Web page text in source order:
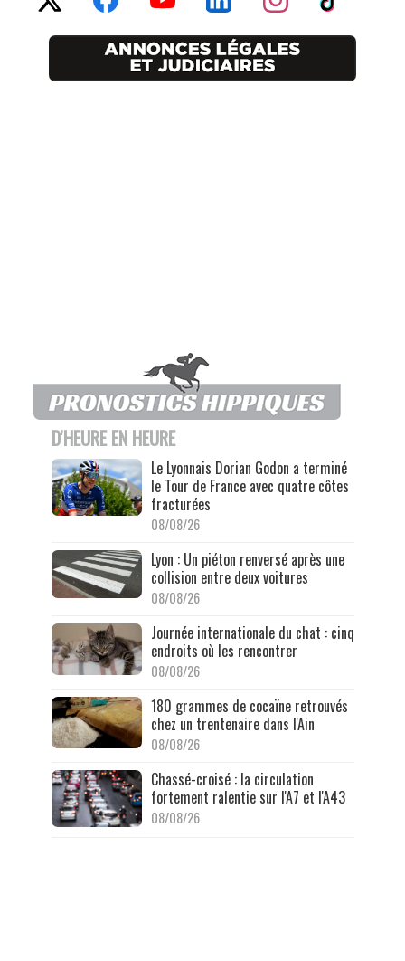
D'HEURE EN HEURE
Le Lyonnais Dorian Godon a terminé
le Tour de France avec quatre côtes
fracturées
08/08/26
Lyon : Un piéton renversé après une
collision entre deux voitures
08/08/26
Journée internationale du chat : cinq
endroits où les rencontrer
08/08/26
180 grammes de cocaïne retrouvés
chez un trentenaire dans l'Ain
08/08/26
Chassé-croisé : la circulation
fortement ralentie sur l'A7 et l'A43
08/08/26